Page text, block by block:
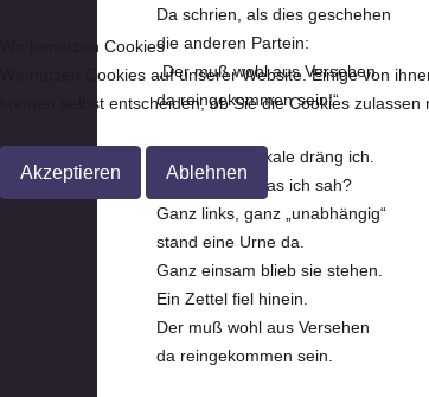
Da schrien, als dies geschehen
die anderen Partein:
„Der muß wohl aus Versehen
da reingekommen sein!“
5. Zum Wahllokale dräng ich.
Und wißt ihr, was ich sah?
Ganz links, ganz „unabhängig“
stand eine Urne da.
Ganz einsam blieb sie stehen.
Ein Zettel fiel hinein.
Der muß wohl aus Versehen
da reingekommen sein.
Wir benutzen Cookies
Wir nutzen Cookies auf unserer Website. Einige von
können selbst entscheiden, ob Sie die Cookies
Akzeptieren Ablehnen